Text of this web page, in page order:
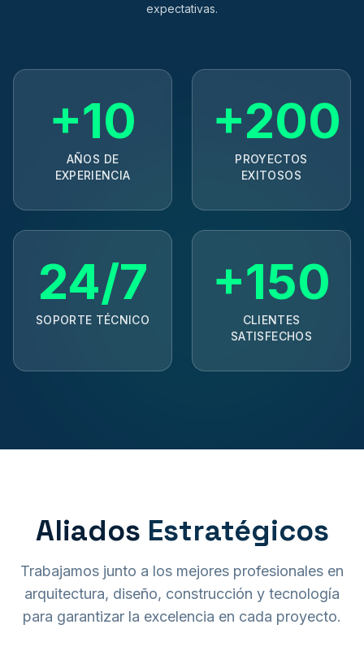
expectativas.
+10
AÑOS DE
EXPERIENCIA
+200
PROYECTOS
EXITOSOS
24/7
SOPORTE TÉCNICO
+150
CLIENTES
SATISFECHOS
Aliados Estratégicos
Trabajamos junto a los mejores profesionales en
arquitectura, diseño, construcción y tecnología
para garantizar la excelencia en cada proyecto.